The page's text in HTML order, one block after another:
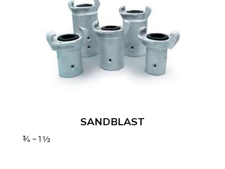
SANDBLAST
¾ – 1 ½